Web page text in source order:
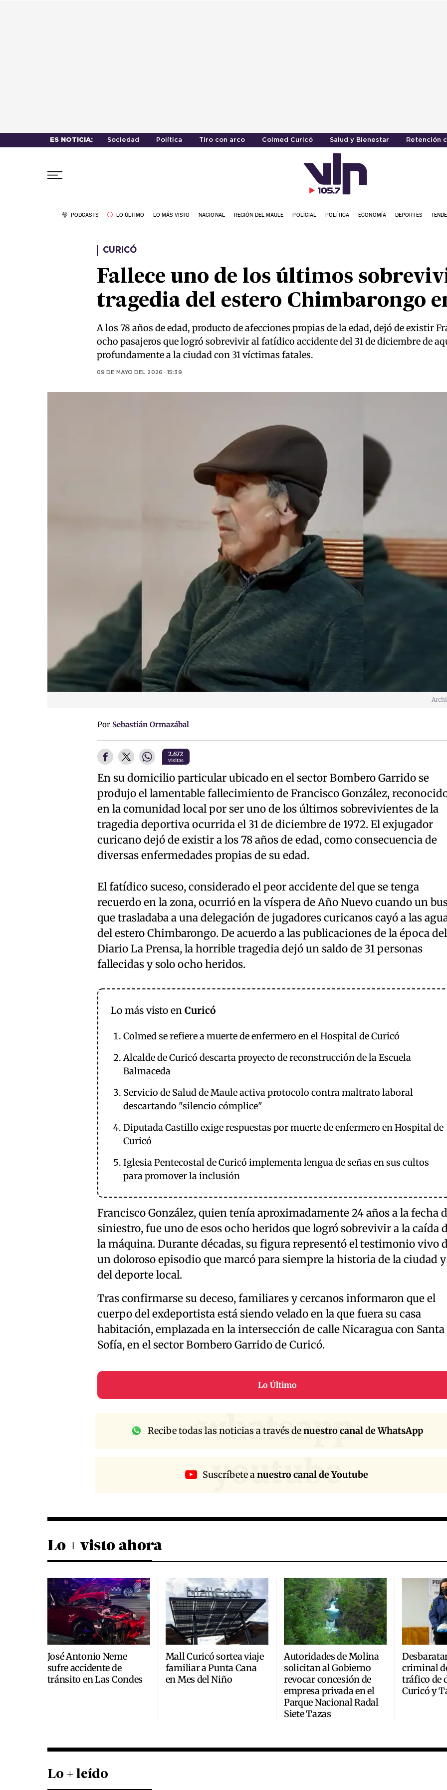
ES NOTICIA: Sociedad Política Tiro con arco Colmed Curicó Salud y Bienestar Retención
PODCASTS LO ÚLTIMO LO MÁS VISTO NACIONAL REGIÓN DEL MAULE POLICIAL POLÍTICA ECONOMÍA DEPORTES
CURICÓ
Fallece uno de los últimos
tragedia del estero Chimbarongo
A los 78 años de edad, producto de afecciones propias de la edad, dejó de existir
ocho pasajeros que logró sobrevivir al fatídico accidente del 31 de diciembre de
profundamente a la ciudad con 31 víctimas fatales.
09 DE MAYO DEL 2026 · 15:39
Por Sebastián Ormazábal
2.672
visitas
En su domicilio particular ubicado en el sector Bombero Garrido se
produjo el lamentable fallecimiento de Francisco González,
en la comunidad local por ser uno de los últimos sobrevivientes de la
tragedia deportiva ocurrida el 31 de diciembre de 1972. El exjugador
curicano dejó de existir a los 78 años de edad, como consecuencia de
diversas enfermedades propias de su edad.
El fatídico suceso, considerado el peor accidente del que se tenga
recuerdo en la zona, ocurrió en la víspera de Año Nuevo cuando un
que trasladaba a una delegación de jugadores curicanos cayó a las
del estero Chimbarongo. De acuerdo a las publicaciones de la época del
Diario La Prensa, la horrible tragedia dejó un saldo de 31 personas
fallecidas y solo ocho heridos.
Lo más visto en Curicó
Colmed se refiere a muerte de enfermero en el Hospital de Curicó
Alcalde de Curicó descarta proyecto de reconstrucción de la Escuela
Balmaceda
Servicio de Salud de Maule activa protocolo contra maltrato laboral
descartando "silencio cómplice"
Diputada Castillo exige respuestas por muerte de enfermero en Hospital de
Curicó
Iglesia Pentecostal de Curicó implementa lengua de señas en sus cultos
para promover la inclusión
Francisco González, quien tenía aproximadamente 24 años a la fecha
siniestro, fue uno de esos ocho heridos que logró sobrevivir a la caída
la máquina. Durante décadas, su figura representó el testimonio vivo
un doloroso episodio que marcó para siempre la historia de la ciudad y
del deporte local.
Tras confirmarse su deceso, familiares y cercanos informaron que el
cuerpo del exdeportista está siendo velado en la que fuera su casa
habitación, emplazada en la intersección de calle Nicaragua con Santa
Sofía, en el sector Bombero Garrido de Curicó.
Lo Último
whatsapp
Recibe todas las noticias a través denuestro canal de WhatsApp
youtube
Suscríbete anuestro canal de Youtube
Lo + visto ahora
José Antonio Neme
sufre accidente de
tránsito en Las Condes
Mall Curicó sortea viaje
familiar a Punta Cana
en Mes del Niño
Autoridades de Molina
solicitan al Gobierno
revocar concesión de
empresa privada en el
Parque Nacional Radal
Siete Tazas
criminal
tráfico de
Curicó y
Lo + leído